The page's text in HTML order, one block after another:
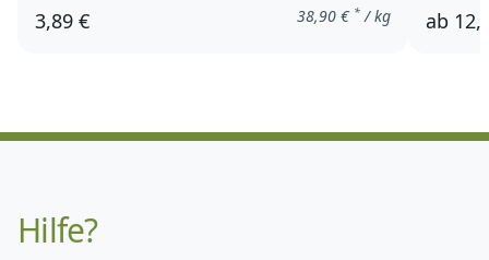
3,89 € 38,90 € * / kg ab
Hilfe?